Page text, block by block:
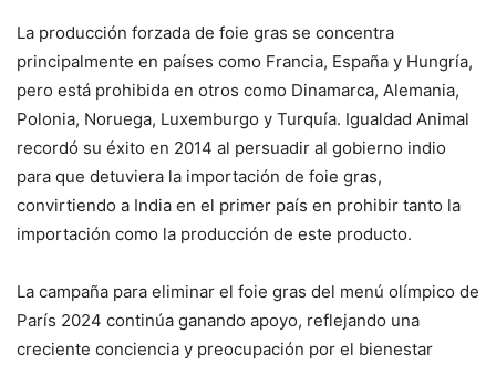
La producción forzada de foie gras se concentra
principalmente en países como Francia, España y Hungría,
pero está prohibida en otros como Dinamarca, Alemania,
Polonia, Noruega, Luxemburgo y Turquía. Igualdad Animal
recordó su éxito en 2014 al persuadir al gobierno indio
para que detuviera la importación de foie gras,
convirtiendo a India en el primer país en prohibir tanto la
importación como la producción de este producto.
La campaña para eliminar el foie gras del menú olímpico de
París 2024 continúa ganando apoyo, reflejando una
creciente conciencia y preocupación por el bienestar